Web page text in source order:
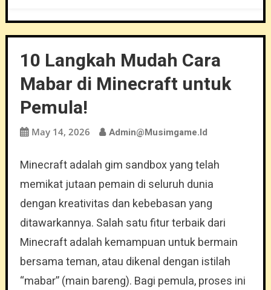
10 Langkah Mudah Cara
Mabar di Minecraft untuk
Pemula!
May 14, 2026 Admin@musimgame.id
Minecraft adalah gim sandbox yang telah
memikat jutaan pemain di seluruh dunia
dengan kreativitas dan kebebasan yang
ditawarkannya. Salah satu fitur terbaik dari
Minecraft adalah kemampuan untuk bermain
bersama teman, atau dikenal dengan istilah
“mabar” (main bareng). Bagi pemula, proses ini